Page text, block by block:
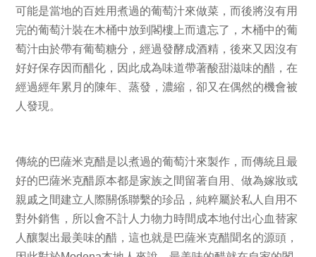
可能是當地的百姓用煮過的葡萄汁來做菜，而後將沒有用
完的葡萄汁裝在木桶中放到閣樓上而遺忘了，木桶中的葡
萄汁由於帶有葡萄糖分，經過發酵成酒精，後來又因沒有
好好保存因而醋化，因此成為味道帶著酸甜滋味的醋，在
經過經年累月的陳年、蒸發，濃縮，卻又在偶然的機會被
人發現。
傳統的巴薩米克醋是以煮過的葡萄汁來製作，而傳統且最
好的巴薩米克醋原本都是家族之間留著自用、做為嫁妝或
親戚之間建立人際關係聯繫的珍品，純粹屬於私人自用不
對外銷售，所以會不計人力物力時間成本地付出心血替家
人釀製出最美味的醋，這也就是巴薩米克醋聞名的源頭，